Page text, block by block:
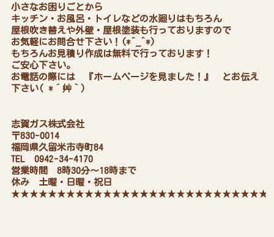
小さなお困りごとから
キッチン・お風呂・トイレなどの水廻りはもちろん
屋根吹き替えや外壁・屋根塗装も行っておりますので
お気軽にお問合せ下さい！(*^_^*)
もちろんお見積り作成は無料で行っております！
ご安心下さい。
お電話の際には 『ホームページを見ました！』 とお伝え
下さい( *´艸｀)
志賀ガス株式会社
〒830-0014
福岡県久留米市寺町84
TEL 0942-34-4170
営業時間 8時30分～18時まで
休み 土曜・日曜・祝日